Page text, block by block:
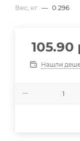
Вес, кг — 0.296
105.90
Нашли